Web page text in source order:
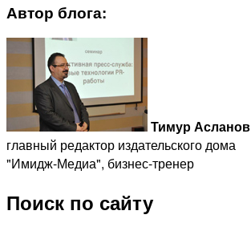
Автор блога:
Тимур Асланов
главный редактор издательского дома
"Имидж-Медиа", бизнес-тренер
Поиск по сайту